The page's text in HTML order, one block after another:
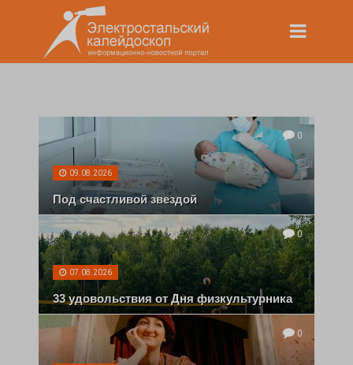
0
09.08.2026
Под счастливой звездой
0
07.08.2026
33 удовольствия от Дня физкультурника
0